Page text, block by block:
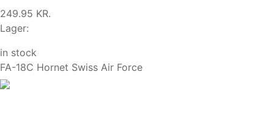
249.95 KR.
Lager:
in stock
FA-18C Hornet Swiss Air Force